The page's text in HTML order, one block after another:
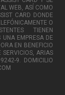
WEB, ASÍ COMO
CARD DONDE
O
TIENEN
UNA EMPRESA DE
EN BENEFICIO
SERVICIOS, ARIAS
9. DOMICILIO